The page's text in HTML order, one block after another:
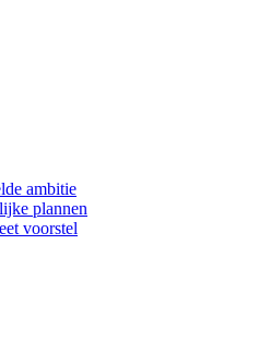
ambitie
plannen
voorstel